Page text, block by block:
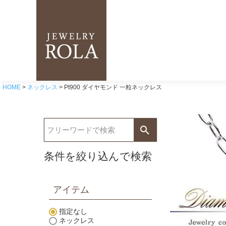
HOME ネックレス Pt900 ダイヤモンド 一粒ネックレス
条件を絞り込んで検索
アイテム
指定なし
ネックレス